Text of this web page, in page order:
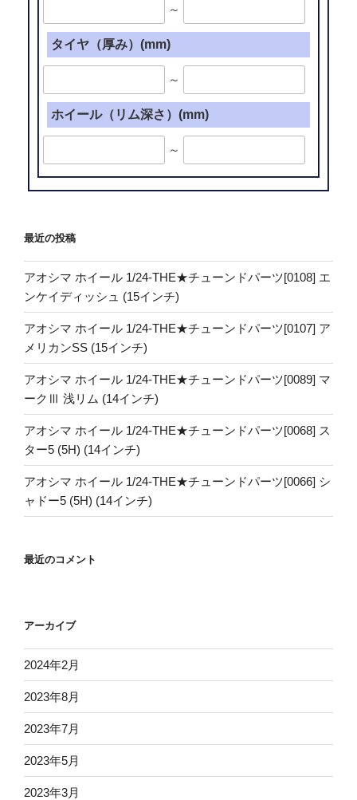
～
タイヤ（厚み）(mm)
～
ホイール（リム深さ）(mm)
～
最近の投稿
アオシマ ホイール 1/24-THE★チューンドパーツ[0108] エ
ンケイディッシュ (15インチ)
アオシマ ホイール 1/24-THE★チューンドパーツ[0107] ア
メリカンSS (15インチ)
アオシマ ホイール 1/24-THE★チューンドパーツ[0089] マ
ークⅢ 浅リム (14インチ)
アオシマ ホイール 1/24-THE★チューンドパーツ[0068] ス
ター5 (5H) (14インチ)
アオシマ ホイール 1/24-THE★チューンドパーツ[0066] シ
ャドー5 (5H) (14インチ)
最近のコメント
アーカイブ
2024年2月
2023年8月
2023年7月
2023年5月
2023年3月